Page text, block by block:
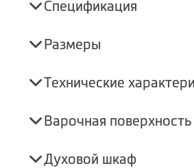
Спецификация
Размеры
Технические
Варочная поверхность
Духовой шкаф